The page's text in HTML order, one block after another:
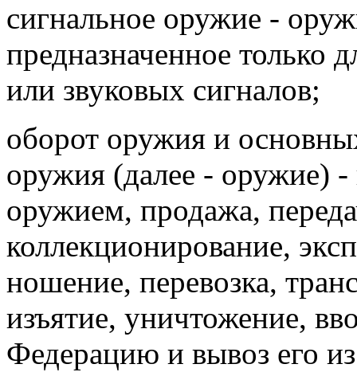
сигнальное оружие -
предназначенное только
или звуковых сигналов;
оборот оружия и
оружия (далее - оружие) -
оружием, продажа,
коллекционирование,
ношение, перевозка,
изъятие, уничтожение,
Федерацию и вывоз его